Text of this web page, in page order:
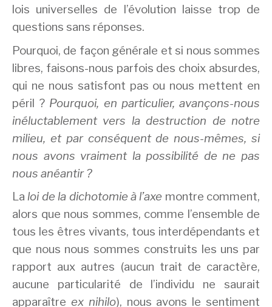
lois universelles de l’évolution laisse trop de
questions sans réponses.
Pourquoi, de façon générale et si nous sommes
libres, faisons-nous parfois des choix absurdes,
qui ne nous satisfont pas ou nous mettent en
péril ? Pourquoi, en particulier, avançons-nous
inéluctablement vers la destruction de notre
milieu, et par conséquent de nous-mêmes, si
nous avons vraiment la possibilité de ne pas
nous anéantir ?
Laloi de la dichotomie à l’axe montre comment,
alors que nous sommes, comme l’ensemble de
tous les êtres vivants, tous interdépendants et
que nous nous sommes construits les uns par
rapport aux autres (aucun trait de caractère,
aucune particularité de l’individu ne saurait
apparaître ex nihilo), nous avons le sentiment